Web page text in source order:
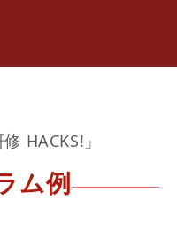
HACKS!」
ム例